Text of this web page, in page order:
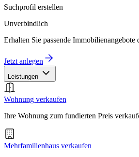
Suchprofil erstellen
Unverbindlich
Erhalten Sie passende
Jetzt anlegen
Leistungen
Wohnung verkaufen
Ihre Wohnung zum fundierten Preis
Mehrfamilienhaus verkaufen